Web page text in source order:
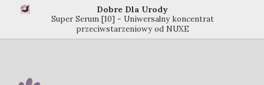
Dobre Dla Urody
Super Serum [10] - Uniwersalny koncentrat
przeciwstarzeniowy od NUXE